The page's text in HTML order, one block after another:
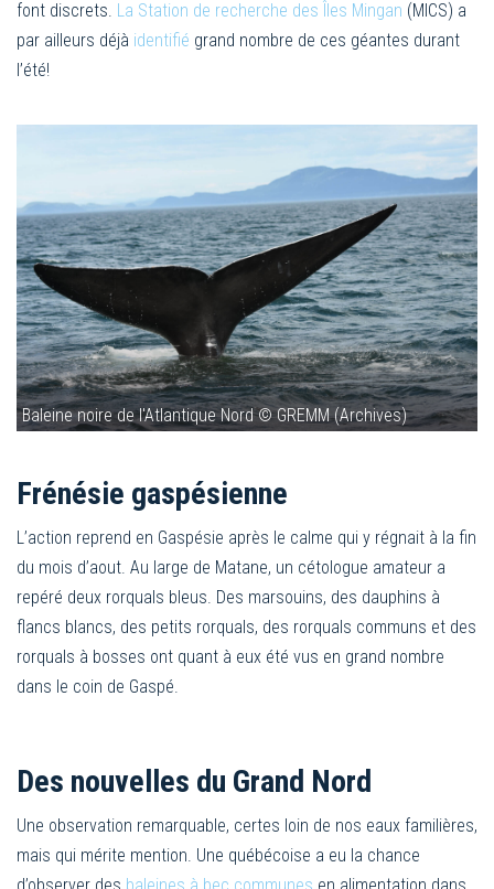
font discrets. La Station de recherche des Îles Mingan (MICS) a
par ailleurs déjà identifié grand nombre de ces géantes durant
l’été!
Baleine noire de l'Atlantique Nord © GREMM (Archives)
Frénésie gaspésienne
L’action reprend en Gaspésie après le calme qui y régnait à la fin
du mois d’aout. Au large de Matane, un cétologue amateur a
repéré deux rorquals bleus. Des marsouins, des dauphins à
flancs blancs, des petits rorquals, des rorquals communs et des
rorquals à bosses ont quant à eux été vus en grand nombre
dans le coin de Gaspé.
Des nouvelles du Grand Nord
Une observation remarquable, certes loin de nos eaux familières,
mais qui mérite mention. Une québécoise a eu la chance